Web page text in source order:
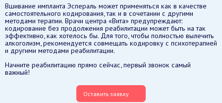
Вшивание импланта Эспераль может применяться как в качестве
самостоятельного кодирования, так и в сочетании с другими
методами терапии. Врачи центра «Вита» предупреждают:
кодирование без продолжения реабилитации может быть на так
эффективно, как хотелось бы. Для того, чтобы полностью вылечить
алкоголизм, рекомендуется совмещать кодировку с психотерапией
и другими методами реабилитации.
Начните реабилитацию прямо сейчас, первый звонок самый
важный!
Оставить заявку